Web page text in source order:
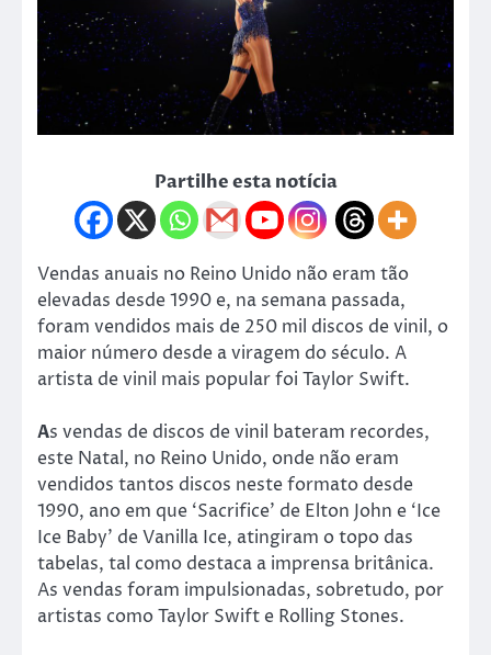
Partilhe esta notícia
Vendas anuais no Reino Unido não eram tão
elevadas desde 1990 e, na semana passada,
foram vendidos mais de 250 mil discos de vinil, o
maior número desde a viragem do século. A
artista de vinil mais popular foi Taylor Swift.
As vendas de discos de vinil bateram recordes,
este Natal, no Reino Unido, onde não eram
vendidos tantos discos neste formato desde
1990, ano em que ‘Sacrifice’ de Elton John e ‘Ice
Ice Baby’ de Vanilla Ice, atingiram o topo das
tabelas, tal como destaca a imprensa britânica.
As vendas foram impulsionadas, sobretudo, por
artistas como Taylor Swift e Rolling Stones.